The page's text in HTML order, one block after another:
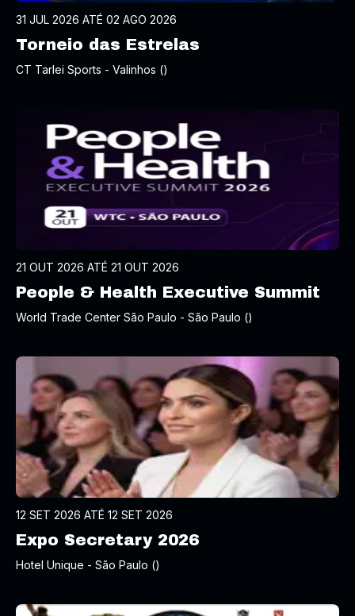
31 JUL 2026 ATÉ 02 AGO 2026
Torneio das Estrelas
CT Tarlei Sports - Valinhos ()
21 OUT 2026 ATÉ 21 OUT 2026
People & Health Executive Summit
World Trade Center São Paulo - São Paulo ()
12 SET 2026 ATÉ 12 SET 2026
Expo Secretary 2026
Hotel Unique - São Paulo ()